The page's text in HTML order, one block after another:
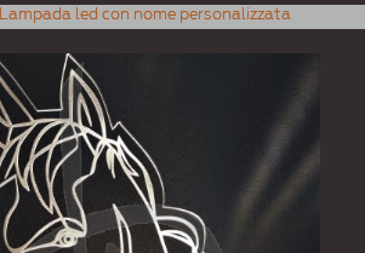
Lampada led con nome personalizzata